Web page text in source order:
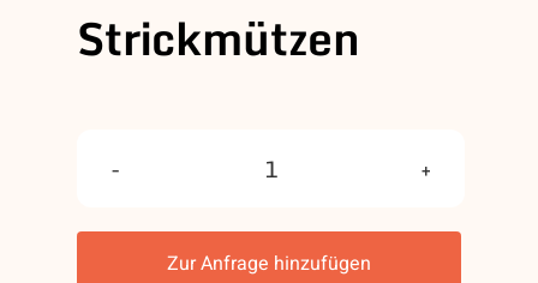
Strickmützen
Strickmützen
Menge
Zur Anfrage hinzufügen